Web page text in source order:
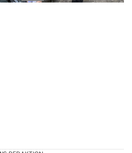
von Ölfrei GmbH
aus